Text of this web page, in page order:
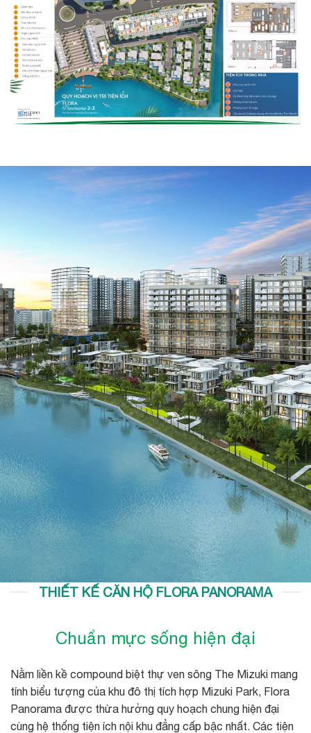
THIẾT KẾ CĂN HỘ FLORA PANORAMA
Chuẩn mực sống hiện đại
Nằm liền kề compound biệt thự ven sông The Mizuki mang
tính biểu tượng của khu đô thị tích hợp Mizuki Park, Flora
Panorama được thừa hưởng quy hoạch chung hiện đại
cùng hệ thống tiện ích nội khu đẳng cấp bậc nhất. Các tiện